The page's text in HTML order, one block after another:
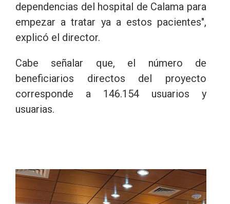
dependencias del hospital de Calama para
empezar a tratar ya a estos pacientes",
explicó el director.
Cabe señalar que, el número de
beneficiarios directos del proyecto
corresponde a 146.154 usuarios y
usuarias.